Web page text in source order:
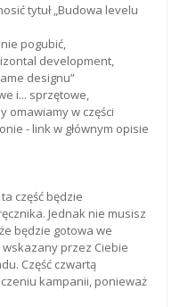
tytuł „Budowa levelu
pogubić,
development,
designu”
i... sprzętowe,
omawiamy w części
- link w głównym opisie
część będzie
Jednak nie musisz
będzie gotowa we
przez Ciebie
Część czwartą
kampanii, ponieważ